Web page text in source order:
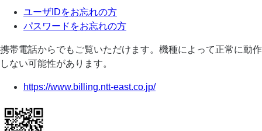
ユーザIDをお忘れの方
パスワードをお忘れの方
携帯電話からでもご覧いただけます。機種によって正常に動作
しない可能性があります。
https://www.billing.ntt-east.co.jp/